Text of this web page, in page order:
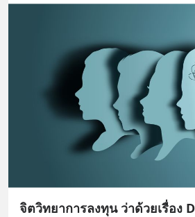
จิตวิทยาการลงทุน ว่าด้วยเรื่อง